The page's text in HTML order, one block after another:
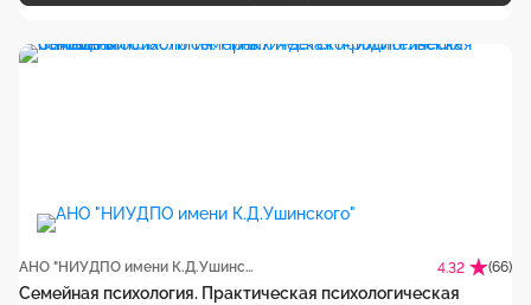
АНО "НИУДПО имени К.Д.Ушинского" 4.32 (66)
Семейная психология. Практическая психологическая